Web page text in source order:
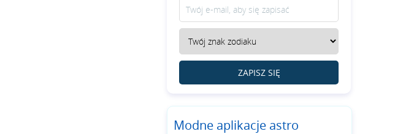
ZAPISZ SIĘ
Modne aplikacje astro